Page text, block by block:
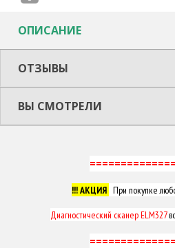
найдете ничего лучше!!!
ОПИСАНИЕ
ОТЗЫВЫ
ВЫ СМОТРЕЛИ
!!! АКЦИЯ При покупке
Диагностический сканер ELM327